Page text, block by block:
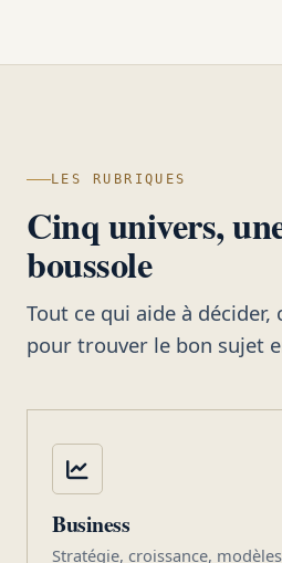
LES RUBRIQUES
Cinq univers,
boussole
Tout ce qui aide à
pour trouver le bon sujet
Business
Stratégie, croissance,